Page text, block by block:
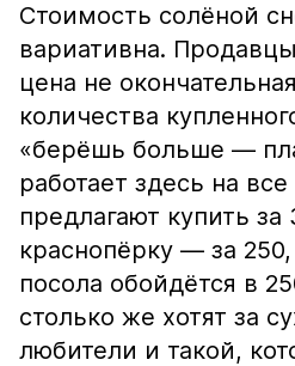
Стоимость солёной
вариативна.
цена не
количества
«берёшь больше —
работает здесь на
предлагают купить за
краснопёрку — за
посола обойдётся в
столько же хотят за
любители и такой,